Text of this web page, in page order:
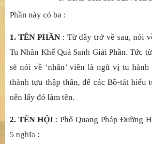
Sa môn Pháp Tạng thuyết
Cũng có 4 môn : Giả i thích tên phẩ m, dụ
giải thích văn kinh.
I. GIẢI THÍCH TÊN PH Ẩ
Phần này có ba :